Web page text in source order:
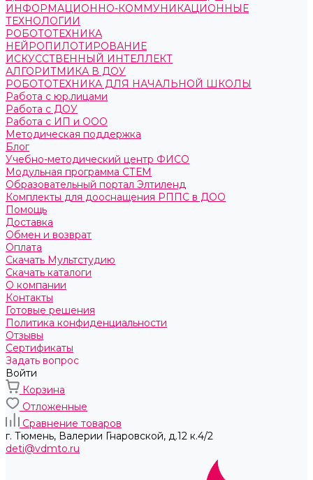
ИНФОРМАЦИОННО-КОММУНИКАЦИОННЫЕ
ТЕХНОЛОГИИ
РОБОТОТЕХНИКА
НЕЙРОПИЛОТИРОВАНИЕ
ИСКУССТВЕННЫЙ ИНТЕЛЛЕКТ
АЛГОРИТМИКА В ДОУ
РОБОТОТЕХНИКА ДЛЯ НАЧАЛЬНОЙ ШКОЛЫ
Работа с юр.лицами
Работа с ДОУ
Работа с ИП и ООО
Методическая поддержка
Блог
Учебно-методический центр ФИСО
Модульная программа СТЕМ
Образовательный портал Элтиленд
Комплекты для дооснащения РППС в ДОО
Помощь
Доставка
Обмен и возврат
Оплата
Скачать Мультстудию
Скачать каталоги
О компании
Контакты
Готовые решения
Политика конфиденциальности
Отзывы
Сертификаты
Задать вопрос
Войти
Корзина
Отложенные
Сравнение товаров
г. Тюмень, ​Валерии Гнаровской, д.12 к.4/2
deti@vdmto.ru